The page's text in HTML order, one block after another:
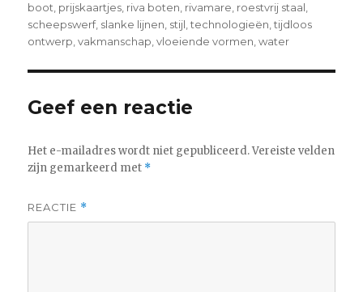
boot prijskaartjes riva boten rivamare roestvrij staal
scheepswerf, slanke lijnen stijl ,technologieën ,tijdloos
ontwerp ,vakmanschap ,vloeiende vormen ,water
Geef een reactie
Het e-mailadres wordt niet gepubliceerd. Vereiste velden
zijn gemarkeerd met *
REACTIE *